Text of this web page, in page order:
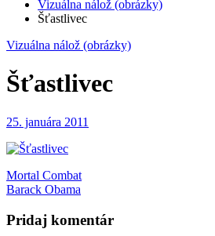
Vizuálna nálož (obrázky)
Šťastlivec
Vizuálna nálož (obrázky)
Šťastlivec
25. januára 2011
Navigácia
v
článku
Mortal Combat
Barack Obama
Pridaj komentár